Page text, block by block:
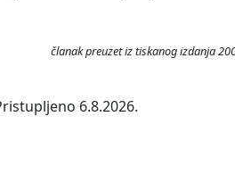
članak preuzet iz tiskanog izdanja
6.8.2026.